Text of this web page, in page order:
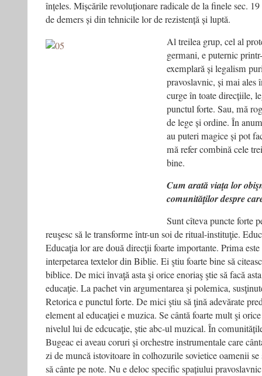
înțeles. Mișcările revoluționare radicale de la finele sec.
de demers și din tehnicile lor de rezistență și luptă.
Al treilea grup, cel al
germani, e puternic
exemplară și legalism
pravoslavnic, și mai ales
curge în toate direcțiile,
punctul forte. Sau, mă
de lege și ordine. În
au puteri magice și pot
mă refer combină cele
bine.
Cum arată viaţa lor
comunităţilor despre
Sunt cîteva puncte forte
reuşesc să le transforme într-un soi de ritual-instituţie.
Educaţia lor are două direcţii foarte importante. Prima
interpetarea textelor din Biblie. Ei ştiu foarte bine să
biblice. De mici învaţă asta şi orice enoriaş ştie să facă
educaţie. La pachet vin argumentarea şi polemica,
Retorica e punctul forte. De mici ştiu să ţină adevărate
element al educaţiei e muzica. Se cântă foarte mult şi
nivelul lui de edcucaţie, știe abc-ul muzical. În
Bugeac ei aveau coruri și orchestre instrumentale care
zi de muncă istovitoare în colhozurile sovietice oamenii se
să cânte pe note. Nu e deloc specific spațiului